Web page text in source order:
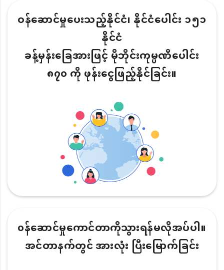
ဝန်ဆောင်မှုပေးသည့်နိုင်ငံ၊ နိုင်ငံပေါင်း ၁၅၁
နိုင်ငံ
ခန့်မှန်းခြေအားဖြင့် မိုဘိုင်းကုမ္ပဏီပေါင်း
၈၇၀ ကို ဖုန်းငွေဖြည့်နိုင်ခြင်း။
၀န်ဆောင်မှုကောင်တာကိုသွားရန်မလိုအပ်ပါ။
အင်တာနက်တွင် အားလုံး ပြီးမြောက်ခြင်း